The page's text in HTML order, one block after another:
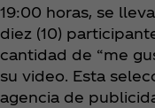
19:00 horas, se
diez (10)
cantidad de “me
su video. Esta
agencia de